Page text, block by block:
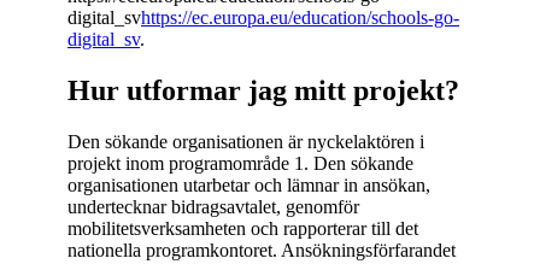
digital_svhttps://ec.europa.eu/education/schools-go-
digital_sv.
Hur utformar jag mitt projekt?
Den sökande organisationen är nyckelaktören i
projekt inom programområde 1. Den sökande
organisationen utarbetar och lämnar in ansökan,
undertecknar bidragsavtalet, genomför
mobilitetsverksamheten och rapporterar till det
nationella programkontoret. Ansökningsförfarandet